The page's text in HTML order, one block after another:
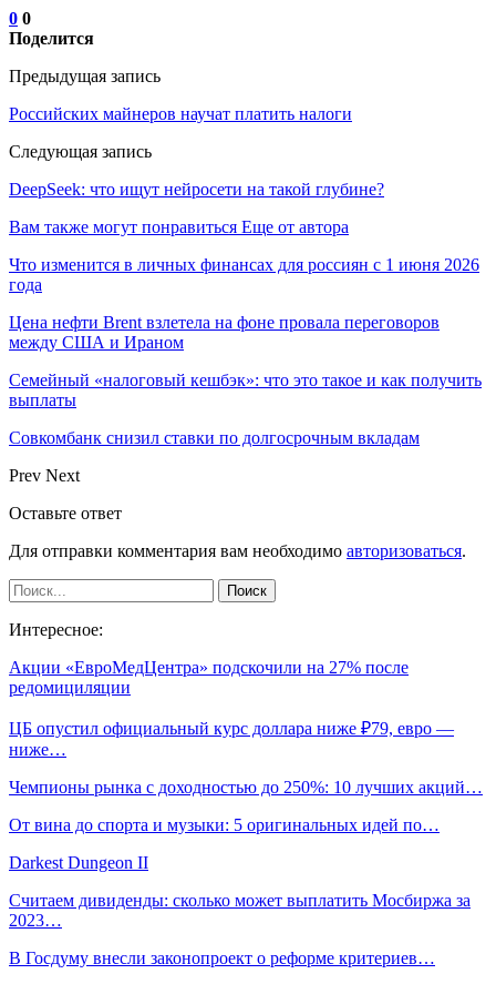
0 0
Поделится
Предыдущая запись
Российских майнеров научат платить налоги
Следующая запись
DeepSeek: что ищут нейросети на такой глубине?
Вам также могут понравиться Еще от автора
Что изменится в личных финансах для россиян с 1 июня 2026
года
Цена нефти Brent взлетела на фоне провала переговоров
между США и Ираном
Семейный «налоговый кешбэк»: что это такое и как получить
выплаты
Совкомбанк снизил ставки по долгосрочным вкладам
Prev Next
Оставьте ответ
Для отправки комментария вам необходимо авторизоваться.
Интересное:
Акции «ЕвроМедЦентра» подскочили на 27% после
редомициляции
ЦБ опустил официальный курс доллара ниже ₽79, евро —
ниже…
Чемпионы рынка с доходностью до 250%: 10 лучших акций…
От вина до спорта и музыки: 5 оригинальных идей по…
Darkest Dungeon II
Считаем дивиденды: сколько может выплатить Мосбиржа за
2023…
В Госдуму внесли законопроект о реформе критериев…